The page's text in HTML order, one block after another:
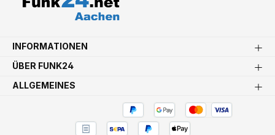
INFORMATIONEN
ÜBER FUNK24
ALLGEMEINES